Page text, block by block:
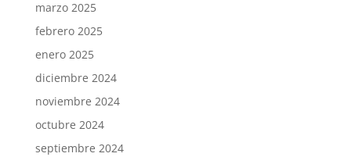
marzo 2025
febrero 2025
enero 2025
diciembre 2024
noviembre 2024
octubre 2024
septiembre 2024